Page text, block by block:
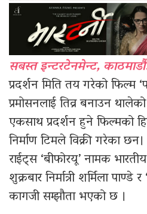
सबस्त इन्टरटेनमेन्ट,
प्रदर्शन मिति तय गरेको फिल्म
प्रमोसनलाई तिव्र बनाउन
एकसाथ प्रदर्शन हुने फिल्मको
निर्माण टिमले विक्री गरेका
राईट्स ‘बीफोरयू’ नामक
शुक्रबार निर्मात्री शर्मिला
कागजी सम्झौता भएको छ ।